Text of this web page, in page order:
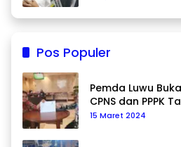
Pos Populer
Pemda Luwu
CPNS dan PPPK
15 Maret 2024